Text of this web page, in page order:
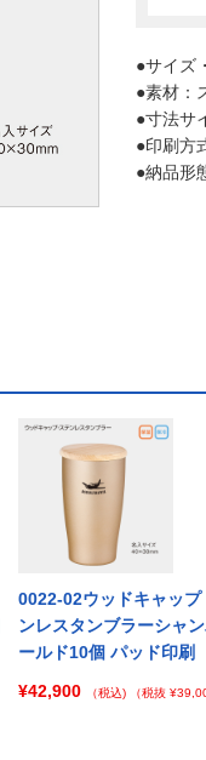
●サイズ
●素材：
●寸法サ
●印刷方
●納品形
0022-02ウッドキャップ
ンレスタンブラーシャ
ールド10個 パッド印刷
¥42,900
（税込) （税抜